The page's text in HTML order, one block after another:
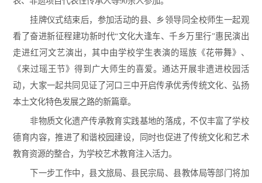
挂牌仪式结束后，参加活动的县、乡领导同全校师生一起观
看了奋进新征程建功新时代“文化大逢车、千乡万里行”惠民演出
走进红河文艺演出，其中由学校学生表演的瑶族《花带舞》、
《来过瑶王节》得到广大师生的喜爱。通达开展非遗进校园活
动，大家一起共同见证了河口三中开启传承优秀传统文化、弘扬
本土文化特色发展之路的新篇章。
非物质文化遗产传承教育实践基地的落成，不仅丰富了学校
德育内容，推进了和谐校园建设，同时也促进了传统文化和艺术
教育资源的整合，为学校艺术教育注入活力。
下一步工作中，县文旅局、县民宗局、县教体局等部门将加